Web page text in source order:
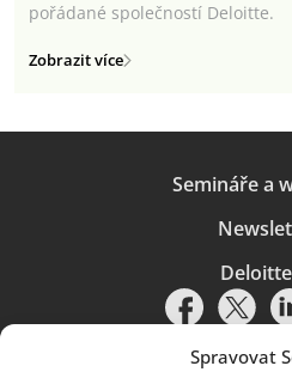
Spravovat
pořádané společností Deloitte.
Zobrazit více
Semináře a